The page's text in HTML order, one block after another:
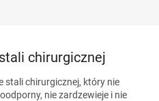
chirurgicznej
stali chirurgicznej, który nie
nie zardzewieje i nie